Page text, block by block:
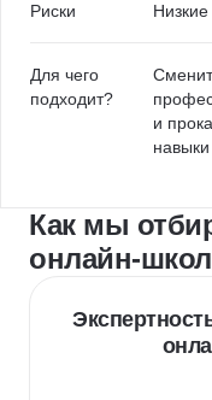
Риски Низкие
Для чего
подходит?
и
навыки
Как мы
онлайн-